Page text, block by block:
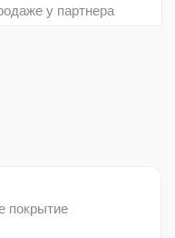
у партнера
покрытие